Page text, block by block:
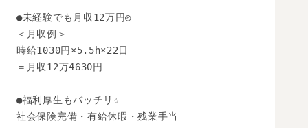
●未経験でも月収12万円◎
＜月収例＞
時給1030円×5.5h×22日
＝月収12万4630円
●福利厚生もバッチリ☆
社会保険完備・有給休暇・残業手当